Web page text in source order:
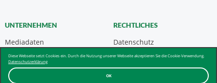
OK
Diese Webseite setzt Cookies ein. Durch die Nutzung unserer Webseite akzeptieren Sie die Cookie-Verwendung.
Datenschutzerklärung
UNTERNEHMEN
Mediadaten
Kontakt
Über uns & AGB
RECHTLICHES
Datenschutz
Impressum